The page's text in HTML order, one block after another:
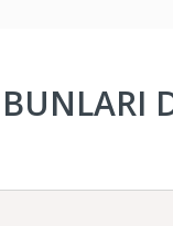
BUNLARI